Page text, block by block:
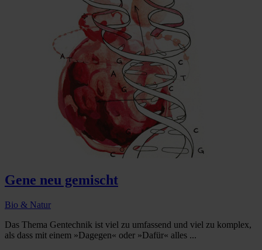
Gene neu gemischt
Bio & Natur
Das Thema Gentechnik ist viel zu umfassend und viel zu komplex,
als dass mit einem »Dagegen« oder »Dafür« alles ...